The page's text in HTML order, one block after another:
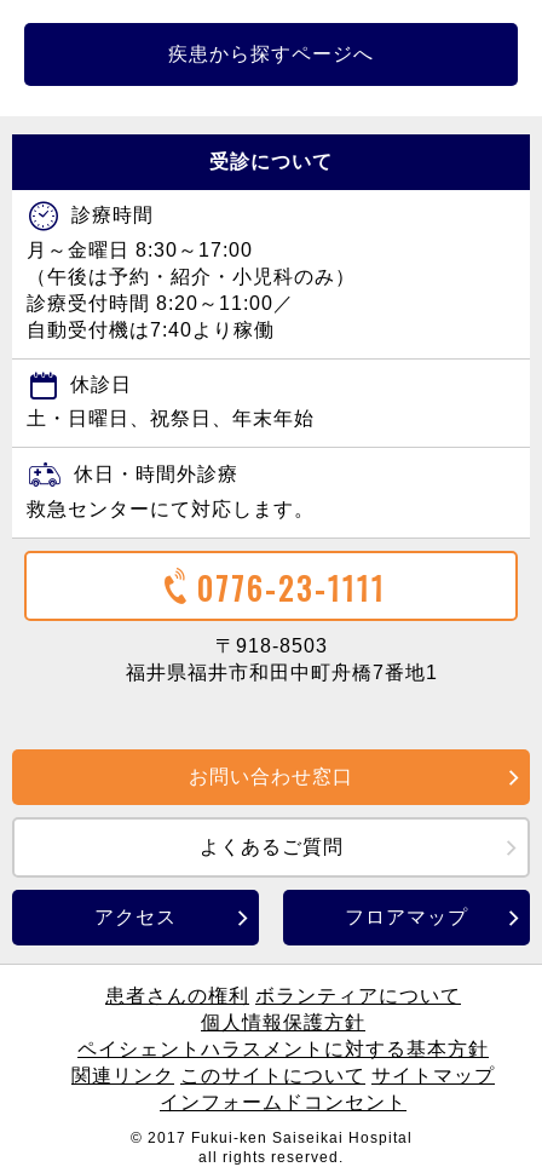
疾患から探すページへ
受診について
診療時間
月～金曜日 8:30～17:00
（午後は予約・紹介・小児科のみ）
診療受付時間 8:20～11:00／
自動受付機は7:40より稼働
休診日
土・日曜日、祝祭日、年末年始
休日・時間外診療
救急センターにて対応します。
0776-23-1111
〒918-8503
福井県福井市和田中町舟橋7番地1
お問い合わせ窓口
よくあるご質問
アクセス フロアマップ
患者さんの権利
ボランティアについて
個人情報保護方針
ペイシェントハラスメントに対する基本方針
関連リンク このサイトについて サイトマップ
インフォームドコンセント
© 2017 Fukui-ken Saiseikai Hospital
all rights reserved.